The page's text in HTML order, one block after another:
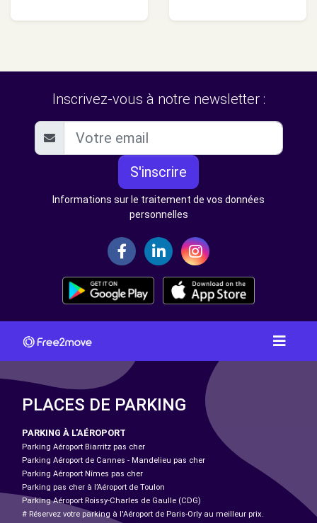
Inscrivez-vous à notre newsletter :
S'inscrire
Informations sur le traitement de vos données
personnelles
PLACES DE PARKING
PARKING À L'AÉROPORT
Parking Aéroport Biarritz pas cher
Parking Aéroport de Cannes - Mandelieu pas cher
Parking Aéroport Nîmes pas cher
Parking pas cher à l’Aéroport de Toulon
Parking Aéroport Roissy-Charles de Gaulle (CDG)
# Réservez votre parking à l'Aéroport de Paris-Orly au meilleur prix.